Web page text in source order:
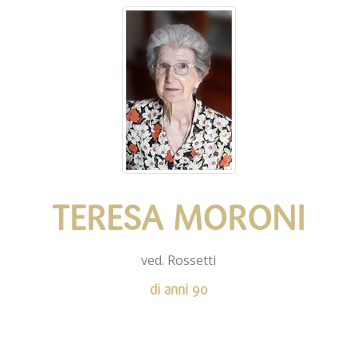
TERESA MORONI
ved. Rossetti
di anni 90